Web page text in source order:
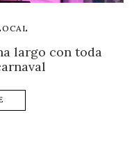
largo con toda